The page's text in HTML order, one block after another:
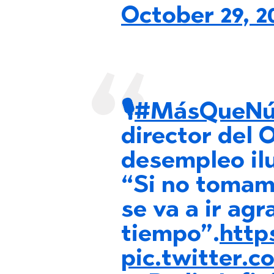
October 29,
🎙️
director del
desempleo
“Si no
se va a ir
tiempo”.